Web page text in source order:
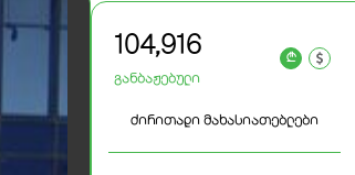
104,916
განბაჟებული
a
ძირითადი მახასიათებლები